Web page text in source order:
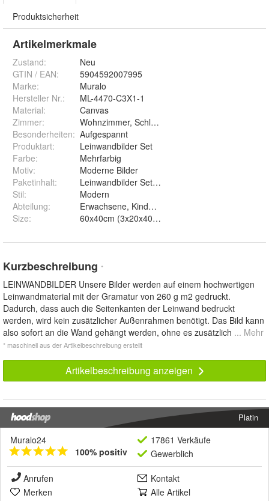
Produktsicherheit
Artikelmerkmale
Zustand:
Neu
GTIN / EAN:
5904592007995
Marke:
Muralo
Hersteller Nr.:
ML-4470-C3X1-1
Material:
Canvas
Zimmer:
Wohnzimmer, Schlafzimmer, Kinderzimmer
Besonderheiten: Aufgespannt
Produktart:
Leinwandbilder Set
Farbe:
Mehrfarbig
Motiv:
Moderne Bilder
Paketinhalt:
Leinwandbilder Set, Montageelemente
Stil:
Modern
Abteilung:
Erwachsene, Kinder, Mann, Frau
Size:
Kurzbeschreibung *
LEINWANDBILDER Unsere Bilder werden auf einem hochwertigen
Leinwandmaterial mit der Gramatur von 260 g m2 gedruckt.
Dadurch, dass auch die Seitenkanten der Leinwand bedruckt
werden, wird kein zusätzlicher Außenrahmen benötigt. Das Bild kann
also sofort an die Wand gehängt werden, ohne es zusätzlich ... Mehr
* maschinell aus der Artikelbeschreibung erstellt
Artikelbeschreibung anzeigen
Platin
Muralo24
100% positiv
17861 Verkäufe
Gewerblich
Anrufen
Kontakt
Merken
Alle Artikel